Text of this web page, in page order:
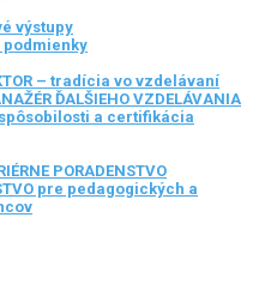
výstupy
– tradícia vo vzdelávaní
ĎALŠIEHO VZDELÁVANIA
a certifikácia
PORADENSTVO
pre pedagogických a